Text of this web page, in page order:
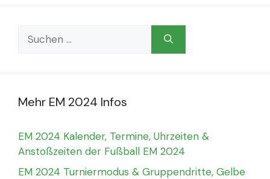
Suchen
nach:
Mehr EM 2024 Infos
EM 2024 Kalender, Termine, Uhrzeiten &
Anstoßzeiten der Fußball EM 2024
EM 2024 Turniermodus & Gruppendritte, Gelbe